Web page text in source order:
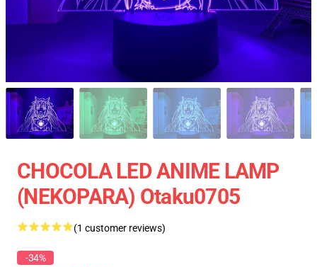
CHOCOLA LED ANIME LAMP
(NEKOPARA) Otaku0705
(1 customer reviews)
-34%